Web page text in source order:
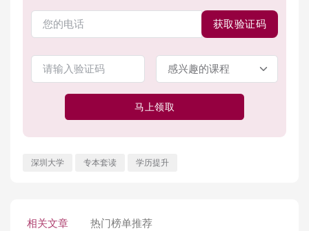
获取验证码
马上领取
深圳大学 专本套读 学历提升
相关文章 热门榜单推荐